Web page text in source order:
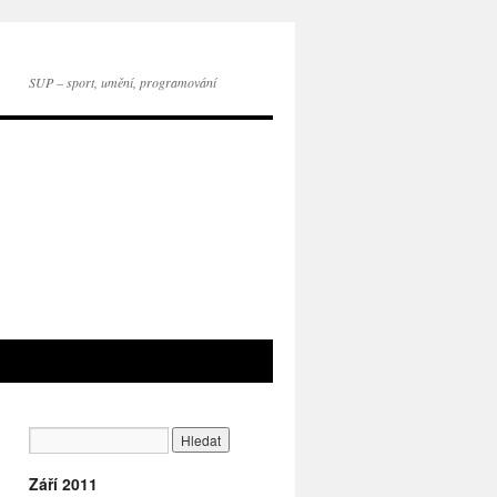
SUP – sport, umění, programování
Září 2011